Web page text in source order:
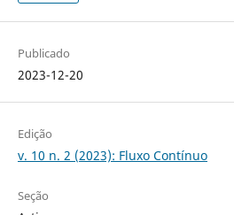
Publicado
2023-12-20
Edição
v. 10 n. 2 (2023): Fluxo Contínuo
Seção